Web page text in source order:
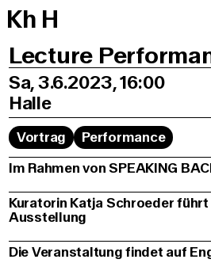
Kh H
Lecture
Sa, 3.6.2023, 16:00
Halle
Vortrag
Performance
Im Rahmen von SPEAKING
Kuratorin Katja Schroeder führt
Ausstellung
Die Veranstaltung findet auf